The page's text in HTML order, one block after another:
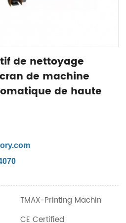
de nettoyage
de machine
de haute
TMAX-Printing Machin
CE Certified